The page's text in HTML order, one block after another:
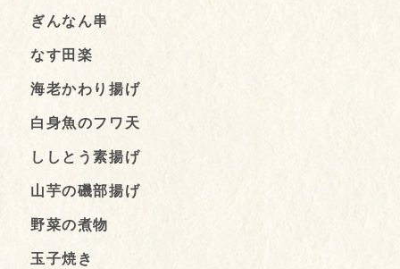
ぎんなん串
なす田楽
海老かわり揚げ
白身魚のフワ天
ししとう素揚げ
山芋の磯部揚げ
野菜の煮物
玉子焼き